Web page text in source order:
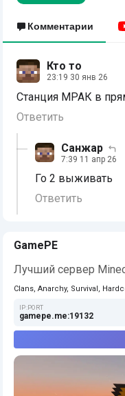
Комментарии
Кто то
23:19 30 янв 26
Станция МРАК в
Ответить
Санжар
7:39 11 апр 26
Го 2 выживать
Ответить
GamePE
Лучший сервер
Clans, Anarchy, Survival,
IP:PORT
gamepe.me:19132